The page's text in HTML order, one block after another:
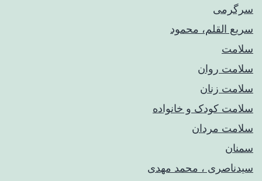
سرگرمی
سریع القلم، محمود
سلامت
سلامت روان
سلامت زنان
سلامت کودک‌ و خانواده
سلامت مردان
سمنان
سیدناصری ، محمد مهدی